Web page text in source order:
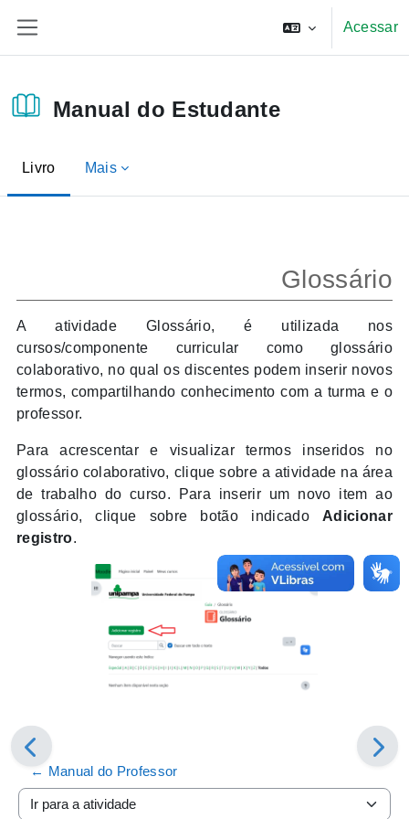
Acessar
Manual do Estudante
Livro Mais
Glossário
A atividade Glossário, é utilizada nos
cursos/componente curricular como glossário
colaborativo, no qual os discentes podem inserir novos
termos, compartilhando conhecimento com a turma e o
professor.
Para acrescentar e visualizar termos inseridos no
glossário colaborativo, clique sobre a atividade na área
de trabalho do curso. Para inserir um novo item ao
glossário, clique sobre botão indicado Adicionar
registro.
← Manual do Professor
Ir para a atividade